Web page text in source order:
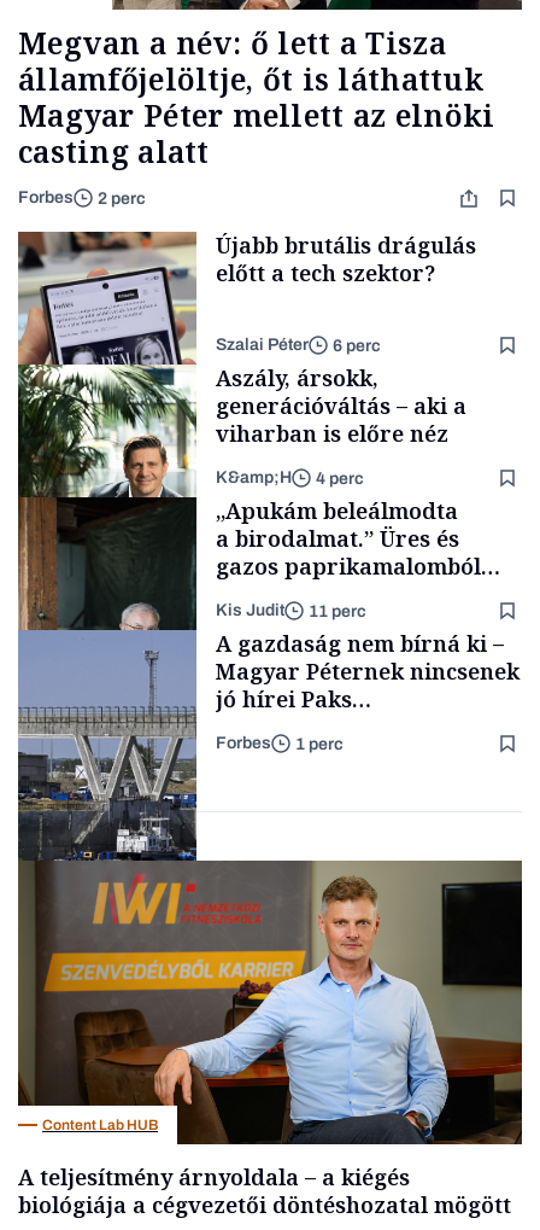
Megvan a név: ő lett a Tisza
államfőjelöltje, őt is láthattuk
Magyar Péter mellett az elnöki
casting alatt
Forbes 2 perc
Tech
Újabb brutális drágulás
előtt a tech szektor?
Szalai Péter 6 perc
TÁMOGATÓI
Aszály, ársokk,
generációváltás – aki a
viharban is előre néz
K&amp;H 4 perc
Családi
vállalkozások
„Apukám beleálmodta
a birodalmat.” Üres és
gazos paprikamalomból
lett az igazi családi
fűszersztori
Kis Judit 11 perc
A gazdaság nem bírná ki –
Magyar Péternek nincsenek
jó hírei Paks
újraindításáról
Forbes 1 perc
Content Lab HUB
A teljesítmény árnyoldala – a kiégés
biológiája a cégvezetői döntéshozatal mögött